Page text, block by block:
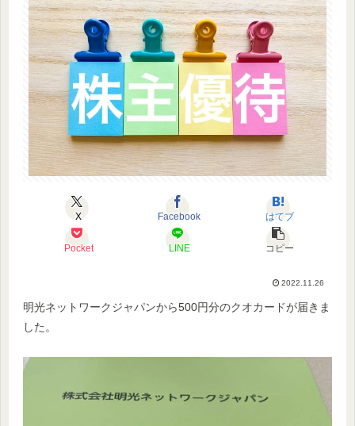
X Facebook はてブ
Pocket LINE コピー
2022.11.26
明光ネットワークジャパンから500円分のクオカードが届きま
した。